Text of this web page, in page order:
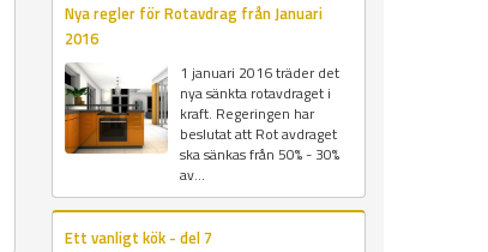
Nya regler för Rotavdrag från Januari
2016
1 januari 2016 träder det
nya sänkta rotavdraget i
kraft. Regeringen har
beslutat att Rot avdraget
ska sänkas från 50% - 30%
av...
Ett vanligt kök - del 7